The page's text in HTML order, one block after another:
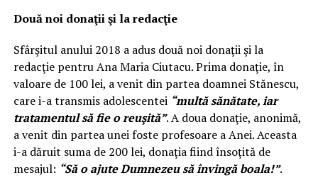
Două noi donaţii şi la redacţie
Sfârşitul anului 2018 a adus două noi donaţii şi la
redacţie pentru Ana Maria Ciutacu. Prima donaţie, în
valoare de 100 lei, a venit din partea doamnei Stănescu,
care i-a transmis adolescentei “multă sănătate, iar
tratamentul să fie o reuşită”. A doua donaţie, anonimă,
a venit din partea unei foste profesoare a Anei. Aceasta
i-a dăruit suma de 200 lei, donaţia fiind însoţită de
mesajul: “Să o ajute Dumnezeu să învingă boala!”.